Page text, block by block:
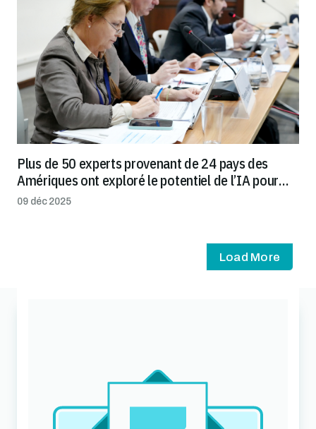
Plus de 50 experts provenant de 24 pays des
Amériques ont exploré le potentiel de l’IA pour
transformer les systèmes de santé agricole et
09 déc 2025
Load More